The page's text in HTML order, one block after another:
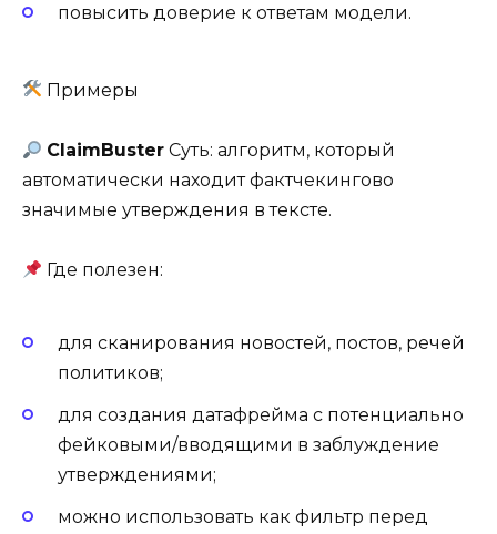
повысить доверие к ответам модели.
Примеры
ClaimBuster Суть: алгоритм, который
автоматически находит фактчекингово
значимые утверждения в тексте.
Где полезен:
для сканирования новостей, постов, речей
политиков;
для создания датафрейма с потенциально
фейковыми/вводящими в заблуждение
утверждениями;
можно использовать как фильтр перед